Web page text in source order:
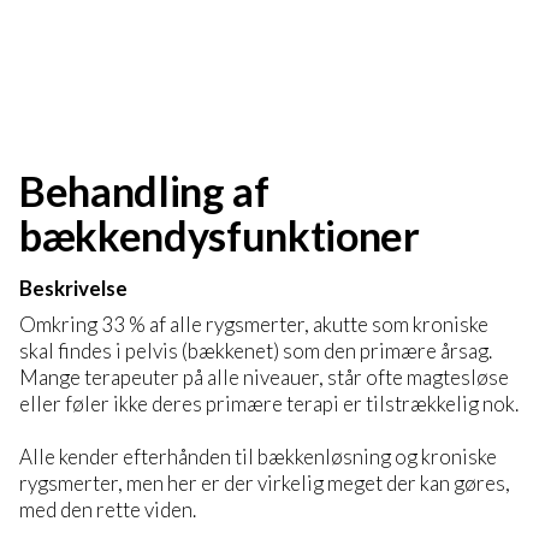
Behandling af
bækkendysfunktioner
Beskrivelse
Omkring 33 % af alle rygsmerter, akutte som kroniske
skal findes i pelvis (bækkenet) som den primære årsag.
Mange terapeuter på alle niveauer, står ofte magtesløse
eller føler ikke deres primære terapi er tilstrækkelig nok.
Alle kender efterhånden til bækkenløsning og kroniske
rygsmerter, men her er der virkelig meget der kan gøres,
med den rette viden.